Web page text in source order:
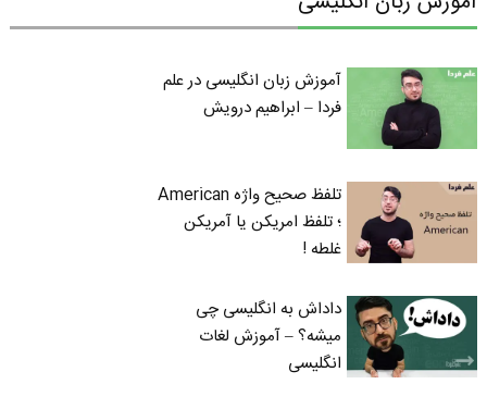
آموزش زبان انگلیسی در علم
فردا – ابراهیم درویش
تلفظ صحیح واژه American
؛ تلفظ امریکن یا آمریکن
غلطه !
داداش به انگلیسی چی
میشه؟ – آموزش لغات
انگلیسی